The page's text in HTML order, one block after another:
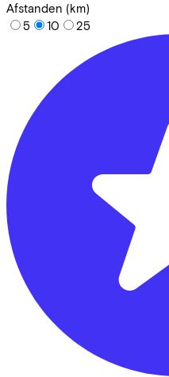
Afstanden (km)
5
10 25